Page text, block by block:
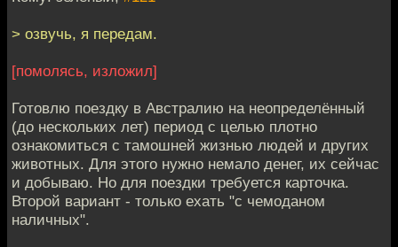
> озвучь, я передам.
[помолясь, изложил]
Готовлю поездку в Австралию на неопределённый
(до нескольких лет) период с целью плотно
ознакомиться с тамошней жизнью людей и других
животных. Для этого нужно немало денег, их сейчас
и добываю. Но для поездки требуется карточка.
Второй вариант - только ехать "с чемоданом
наличных".